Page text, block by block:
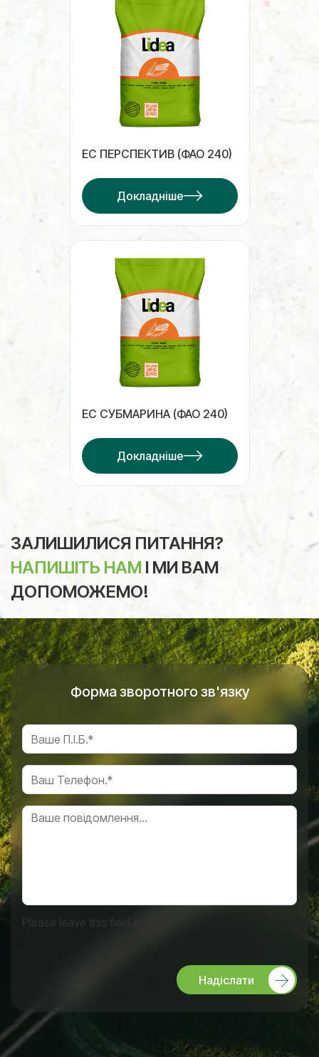
ЕС ПЕРСПЕКТИВ (ФАО 240)
Докладніше
ЕС СУБМАРИНА (ФАО 240)
Докладніше
ЗАЛИШИЛИСЯ ПИТАННЯ?
НАПИШІТЬ НАМ І МИ ВАМ
ДОПОМОЖЕМО!
Форма зворотного зв'язку
Please leave this field empty.
Надіслати